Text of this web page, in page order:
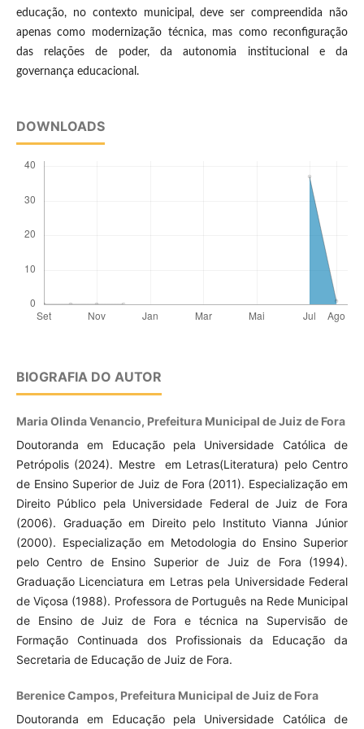
educação, no contexto municipal, deve ser compreendida não
apenas como modernização técnica, mas como reconfiguração
das relações de poder, da autonomia institucional e da
governança educacional.
DOWNLOADS
BIOGRAFIA DO AUTOR
Maria Olinda Venancio, Prefeitura Municipal de Juiz de Fora
Doutoranda em Educação pela Universidade Católica de
Petrópolis (2024). Mestre em Letras(Literatura) pelo Centro
de Ensino Superior de Juiz de Fora (2011). Especialização em
Direito Público pela Universidade Federal de Juiz de Fora
(2006). Graduação em Direito pelo Instituto Vianna Júnior
(2000). Especialização em Metodologia do Ensino Superior
pelo Centro de Ensino Superior de Juiz de Fora (1994).
Graduação Licenciatura em Letras pela Universidade Federal
de Viçosa (1988). Professora de Português na Rede Municipal
de Ensino de Juiz de Fora e técnica na Supervisão de
Formação Continuada dos Profissionais da Educação da
Secretaria de Educação de Juiz de Fora.
Berenice Campos, Prefeitura Municipal de Juiz de Fora
Doutoranda em Educação pela Universidade Católica de